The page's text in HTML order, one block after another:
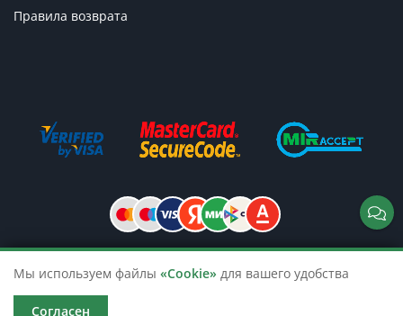
Правила возврата
© 2026 TicketsTour. Продажа водных
Мы используем файлы «Cookie» для вашего удобства
Согласен